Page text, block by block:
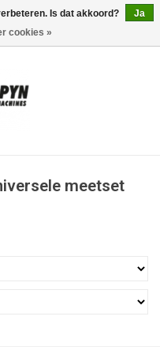
Mijn account / Registreren
meetset
Is dat akkoord?
Ja
cookies »